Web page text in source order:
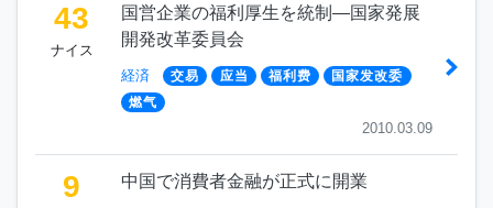
43
ナイス
国営企業の福利厚生を統制―国家発展
開発改革委員会
経済 交易 应当 福利费
国家发改委
燃气
2010.03.09
9 中国で消費者金融が正式に開業